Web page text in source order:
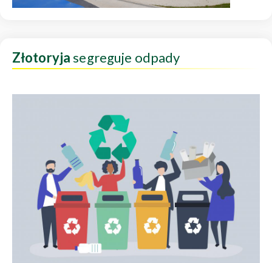
Złotoryjasegreguje odpady